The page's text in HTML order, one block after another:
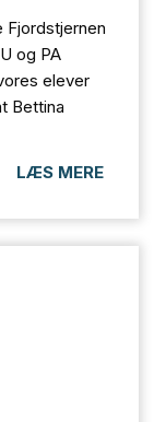
Fjordstjernen
og PA
elever
Bettina
LÆS MERE